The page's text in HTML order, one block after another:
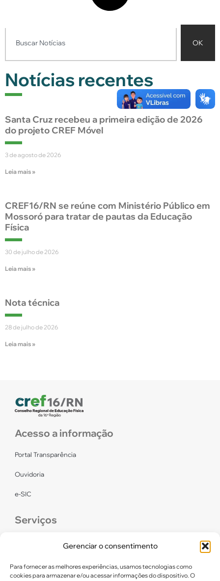
Gerenciar o consentimento
Para fornecer as melhores experiências, usamos tecnologias como
cookies para armazenar e/ou acessar informações do dispositivo. O
OK
Notícias recentes
Santa Cruz recebeu a primeira edição de 2026
do projeto CREF Móvel
3 de agosto de 2026
Leia mais »
CREF16/RN se reúne com Ministério Público em
Mossoró para tratar de pautas da Educação
Física
30 de julho de 2026
Leia mais »
Nota técnica
28 de julho de 2026
Leia mais »
Acesso a informação
Portal Transparência
Ouvidoria
e-SIC
Serviços